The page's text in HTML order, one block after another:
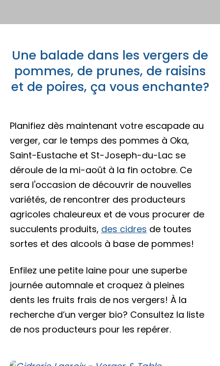
Magasinage et achats locaux
Nature, plein air et activités familiales
Hôtels et motels
Location de chalet
Pique-nique et repas pour emporter
Traiteurs et salles de réception
Restaurants
Escapades gourmandes
Escapades plein air
Escapades familiales
Escapades bien-être
Trouvez des escapades
MRC d'Argenteuil
MRC de Deux-Montagnes
Blogue
Carte des attraits
Calendrier
Mariages
Accès membre
Nous joindre
Une balade dans les vergers de
pommes, de prunes, de raisins
et de poires, ça vous enchante?
Planifiez dès maintenant votre escapade au
verger, car le temps des pommes à Oka,
Saint-Eustache et St-Joseph-du-Lac se
déroule de la mi-août à la fin octobre. Ce
sera l'occasion de découvrir de nouvelles
variétés, de rencontrer des producteurs
agricoles chaleureux et de vous procurer de
succulents produits, des cidres de toutes
sortes et des alcools à base de pommes!
Enfilez une petite laine pour une superbe
journée automnale et croquez à pleines
dents les fruits frais de nos vergers! À la
recherche d’un verger bio? Consultez la liste
de nos producteurs pour les repérer.